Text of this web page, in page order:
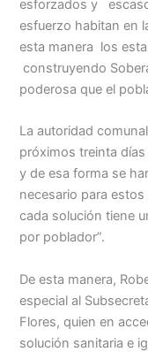
esforzados y
esfuerzo habitan en
esta manera los
construyendo
poderosa que el
La autoridad
próximos treinta
y de esa forma se
necesario para
cada solución tiene
por poblador”.
De esta manera,
especial al
Flores, quien en
solución sanitaria e